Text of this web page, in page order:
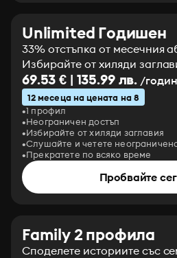
Unlimited Годишен
33% отстъпка от месечния
Избирайте от хиляди
69.53 € | 135.99 лв. /
12 месеца на цената на 8
1 профил
Неограничен достъп
Избирайте от хиляди заглавия
Слушайте и четете
Прекратете по всяко време
Пробвайте
Family 2 профила
Споделете историите със